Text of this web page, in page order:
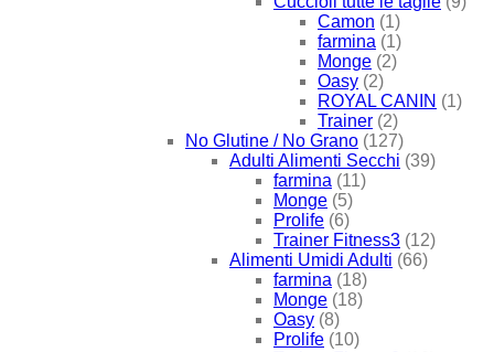
Camon (1)
farmina (1)
Monge (2)
Oasy (2)
ROYAL CANIN (1)
Trainer (2)
No Glutine / No Grano (127)
Adulti Alimenti Secchi (39)
farmina (11)
Monge (5)
Prolife (6)
Trainer Fitness3 (12)
Alimenti Umidi Adulti (66)
farmina (18)
Monge (18)
Oasy (8)
Prolife (10)